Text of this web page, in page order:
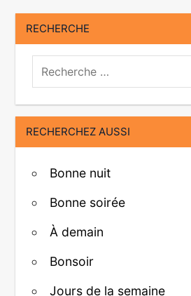
RECHERCHE
Recherche:
RECHERCHEZ AUSSI
Bonne nuit
Bonne soirée
À demain
Bonsoir
Jours de la semaine